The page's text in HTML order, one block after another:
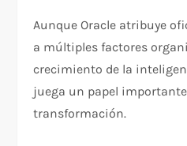
Aunque Oracle atribuye
a múltiples factores
crecimiento de la
juega un papel
transformación.